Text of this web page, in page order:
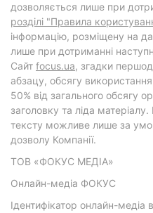
дозволяється лише при
розділі "Правила
інформацію, розміщену на
лише при дотриманні
Cайт focus.ua, згадки
абзацу, обсягу
50% від загального обсягу
заголовку та ліда
тексту можливе лише за
дозволу Компанії.
ТОВ «ФОКУС МЕДІА»
Онлайн-медіа ФОКУС
Ідентифікатор онлайн-медіа